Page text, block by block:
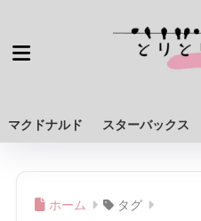
マクドナルド スターバックス
ホーム タグ